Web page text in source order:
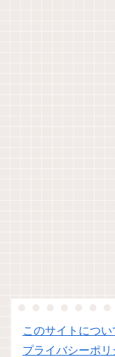
このサイトについ
プライバシーポリ